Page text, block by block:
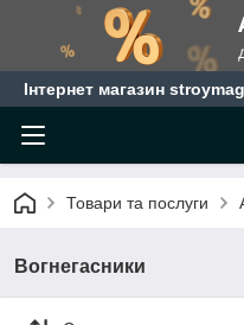
Інтернет магазин
Товари та послуги
Вогнегасники